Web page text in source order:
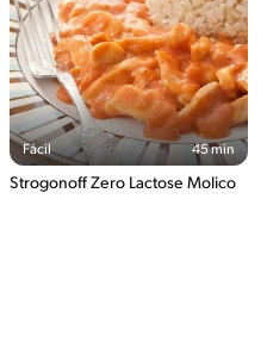
Fácil 45 min
Strogonoff Zero Lactose Molico